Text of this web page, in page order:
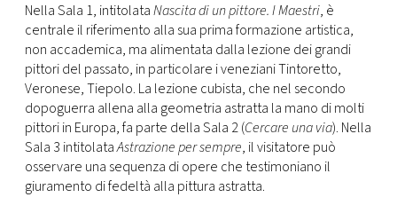
Nella Sala 1, intitolataNascita di un pittore. I Maestri, è
centrale il riferimento alla sua prima formazione artistica,
non accademica, ma alimentata dalla lezione dei grandi
pittori del passato, in particolare i veneziani Tintoretto,
Veronese, Tiepolo. La lezione cubista, che nel secondo
dopoguerra allena alla geometria astratta la mano di molti
pittori in Europa, fa parte della Sala 2 (Cercare una via). Nella
Sala 3 intitolataAstrazione per sempre, il visitatore può
osservare una sequenza di opere che testimoniano il
giuramento di fedeltà alla pittura astratta.